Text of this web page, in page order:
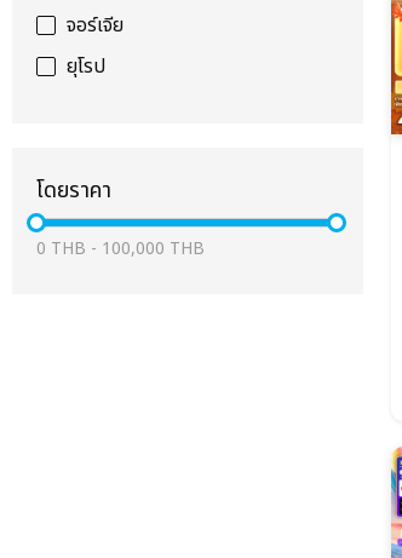
จอร์เจีย
ยุโรป
โดยราคา
0 THB - 100,000 THB